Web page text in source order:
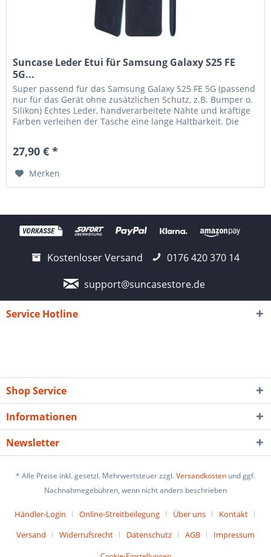
Suncase Leder Etui für Samsung Galaxy S25 FE
5G...
Super passend für das Samsung Galaxy S25 FE 5G (passend
nur für das Gerät ohne zusätzlichen Schutz, z.B. Bumper o.
Silikon) Echtes Leder, handverarbeitete Nähte und kräftige
Farben verleihen der Tasche eine lange Haltbarkeit. Die
27,90 € *
Merken
Kostenloser Versand
0176 420 370 14
support@suncasestore.de
Service Hotline
Shop Service
Informationen
Newsletter
* Alle Preise inkl. gesetzl. Mehrwertsteuer zzgl.Versandkosten und ggf.
Nachnahmegebühren, wenn nicht anders beschrieben
Händler-Login Online-Streitbeilegung Über uns
Kontakt
Versand
Widerrufsrecht Datenschutz AGB Impressum